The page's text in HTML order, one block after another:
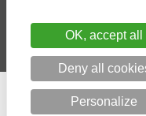
OK, accept all
Deny all
Personalize